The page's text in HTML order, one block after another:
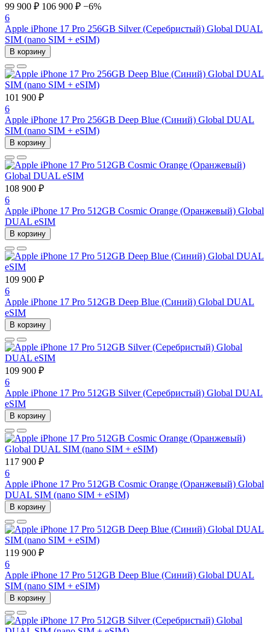
99 900 ₽ 106 900 ₽ −6%
6
Apple iPhone 17 Pro 256GB Silver (Серебристый) Global DUAL
SIM (nano SIM + eSIM)
В корзину
101 900 ₽
6
Apple iPhone 17 Pro 256GB Deep Blue (Синий) Global DUAL
SIM (nano SIM + eSIM)
В корзину
108 900 ₽
6
Apple iPhone 17 Pro 512GB Cosmic Orange (Оранжевый) Global
DUAL eSIM
В корзину
109 900 ₽
6
Apple iPhone 17 Pro 512GB Deep Blue (Синий) Global DUAL
eSIM
В корзину
109 900 ₽
6
Apple iPhone 17 Pro 512GB Silver (Серебристый) Global DUAL
eSIM
В корзину
117 900 ₽
6
Apple iPhone 17 Pro 512GB Cosmic Orange (Оранжевый) Global
DUAL SIM (nano SIM + eSIM)
В корзину
119 900 ₽
6
Apple iPhone 17 Pro 512GB Deep Blue (Синий) Global DUAL
SIM (nano SIM + eSIM)
В корзину